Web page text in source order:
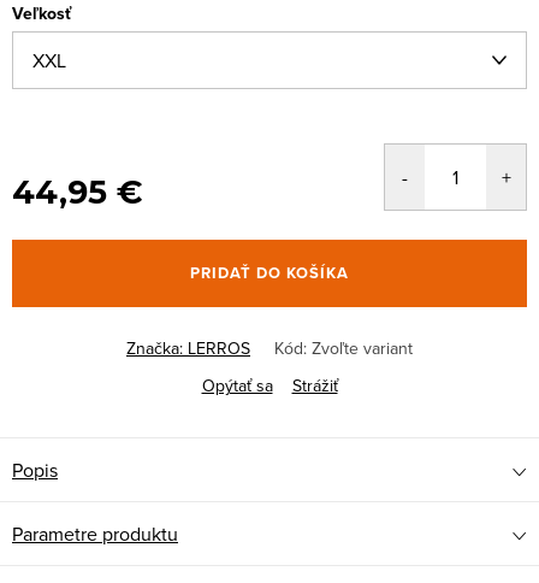
Veľkosť
44,95 €
PRIDAŤ DO KOŠÍKA
Značka: LERROS Kód: Zvoľte variant
Opýtať sa
Strážiť
Popis
Parametre produktu